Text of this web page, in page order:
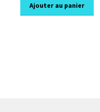
initial
était :
actuel
est :
Ajouter au panier